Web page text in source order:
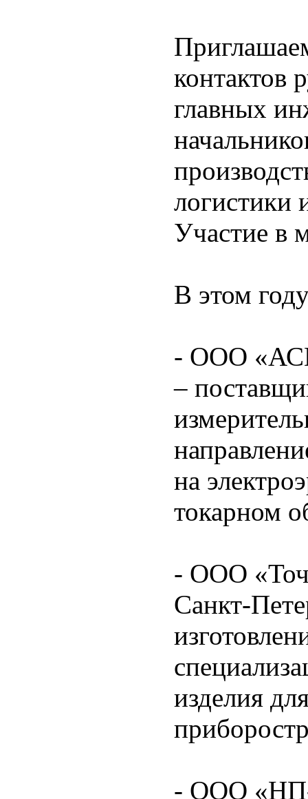
контактов
главных
логистики
Участие в
В этом
- ООО
–
на
токарном
- ООО
Санкт-
изделия
- ООО «НП-